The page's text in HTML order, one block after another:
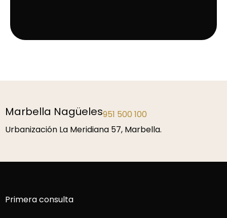
Málaga952 229 192
P.º de la Farola 1, 29016 Málaga.
Primera consulta